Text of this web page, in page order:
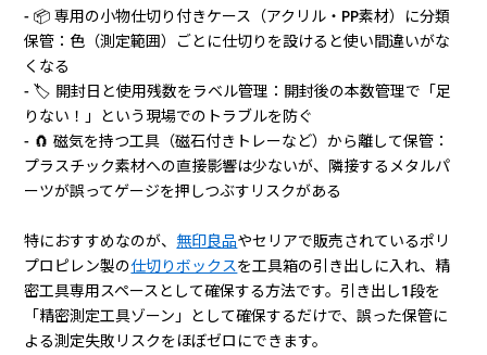
- 📦 専用の小物仕切り付きケース（アクリル・PP素材）に分類
保管：色（測定範囲）ごとに仕切りを設けると使い間違いがな
くなる
- 🏷️ 開封日と使用残数をラベル管理：開封後の本数管理で「足
りない！」という現場でのトラブルを防ぐ
- 🧲 磁気を持つ工具（磁石付きトレーなど）から離して保管：
プラスチック素材への直接影響は少ないが、隣接するメタルパ
ーツが誤ってゲージを押しつぶすリスクがある
特におすすめなのが、 無印良品やセリアで販売されているポリ
プロピレン製の仕切りボックスを工具箱の引き出しに入れ、精
密工具専用スペースとして確保する方法です。引き出し1段を
「精密測定工具ゾーン」として確保するだけで、誤った保管に
よる測定失敗リスクをほぼゼロにできます。